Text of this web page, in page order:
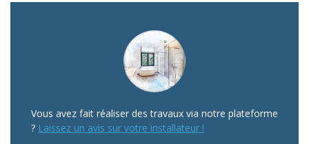
Vous avez fait réaliser des travaux via notre plateforme
? Laissez un avis sur votre installateur !